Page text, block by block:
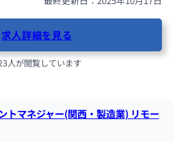
求人詳細を見る
人が閲覧しています
トマネジャー(関西・製造業) リモー